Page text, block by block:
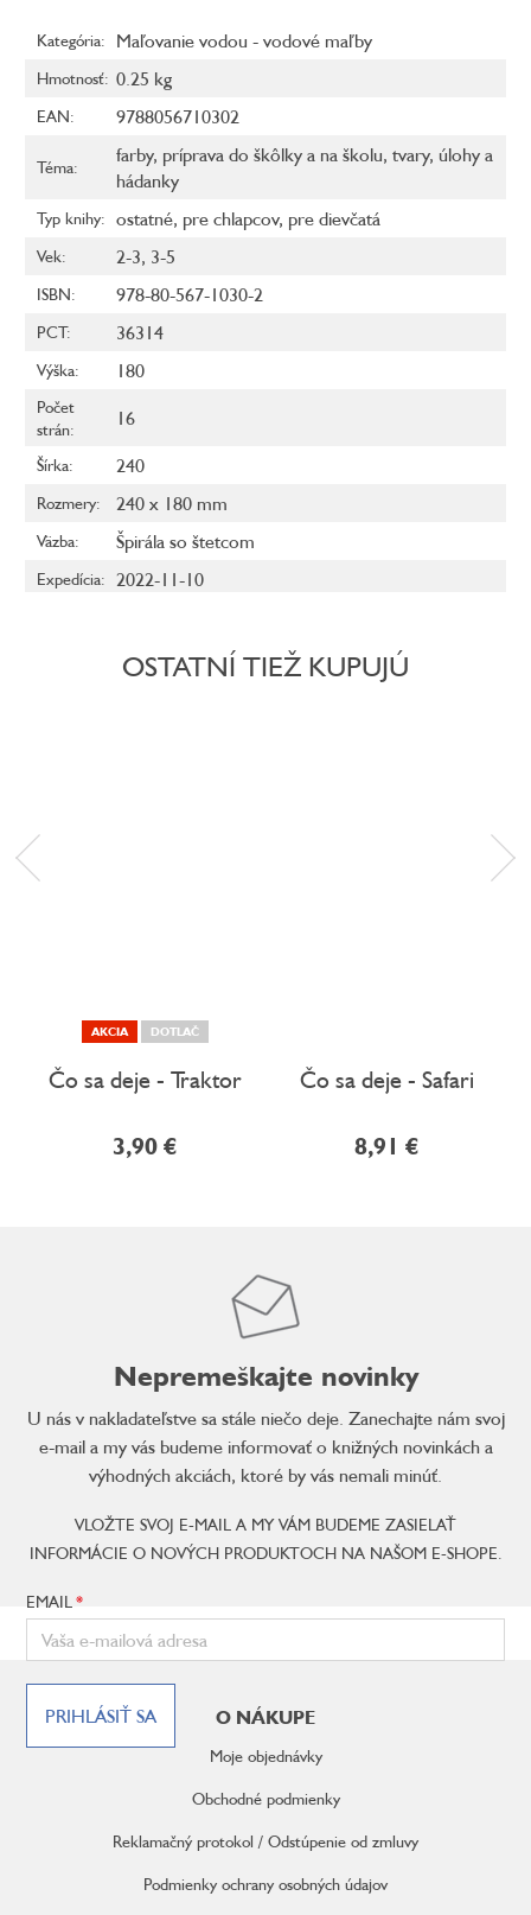
Kategória: Maľovanie vodou - vodové maľby
Hmotnosť: 0.25 kg
EAN: 9788056710302
Téma:
farby, príprava do škôlky a na školu, tvary, úlohy a
hádanky
Typ knihy: ostatné, pre chlapcov, pre dievčatá
Vek: 2-3, 3-5
ISBN: 978-80-567-1030-2
PCT: 36314
Výška: 180
Počet
strán: 16
Šírka: 240
Rozmery: 240 x 180 mm
Väzba: Špirála so štetcom
Expedícia: 2022-11-10
OSTATNÍ TIEŽ KUPUJÚ
AKCIA DOTLAČ
Čo sa deje - Traktor
3,90 €
Čo sa deje - Safari
8,91 €
Nepremeškajte novinky
U nás v nakladateľstve sa stále niečo deje. Zanechajte nám svoj
e-mail a my vás budeme informovať o knižných novinkách a
výhodných akciách, ktoré by vás nemali minúť.
VLOŽTE SVOJ E-MAIL A MY VÁM BUDEME ZASIELAŤ
INFORMÁCIE O NOVÝCH PRODUKTOCH NA NAŠOM E-SHOPE.
EMAIL
PRIHLÁSIŤ SA O NÁKUPE
Moje objednávky
Obchodné podmienky
Reklamačný protokol / Odstúpenie od zmluvy
Podmienky ochrany osobných údajov